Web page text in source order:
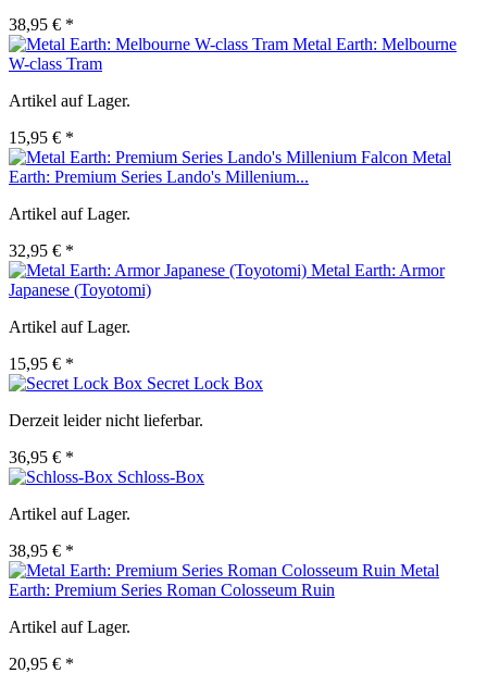
38,95 € *
Metal Earth: Melbourne
W-class Tram
Artikel auf Lager.
15,95 € *
Metal
Earth: Premium Series Lando's Millenium...
Artikel auf Lager.
32,95 € *
Metal Earth: Armor
Japanese (Toyotomi)
Artikel auf Lager.
15,95 € *
Secret Lock Box
Derzeit leider nicht lieferbar.
36,95 € *
Schloss-Box
Artikel auf Lager.
38,95 € *
Metal
Earth: Premium Series Roman Colosseum Ruin
Artikel auf Lager.
20,95 € *